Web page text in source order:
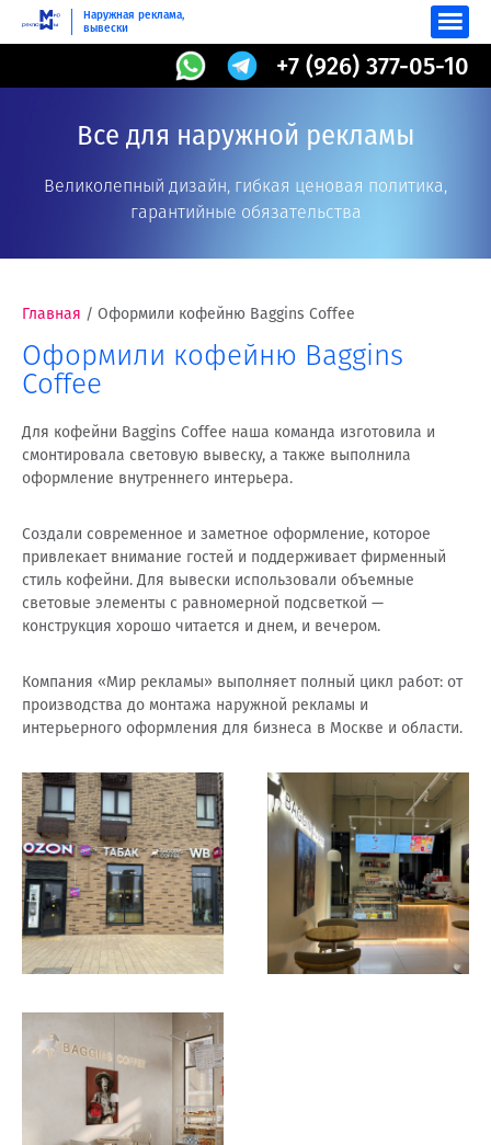
+7 (926) 377-05-10
Наружная реклама,
вывески
Все для наружной рекламы
Великолепный дизайн, гибкая ценовая политика,
гарантийные обязательства
Главная / Оформили кофейню Baggins Coffee
Оформили кофейню Baggins
Coffee
Для кофейни Baggins Coffee наша команда изготовила и
смонтировала световую вывеску, а также выполнила
оформление внутреннего интерьера.
Создали современное и заметное оформление, которое
привлекает внимание гостей и поддерживает фирменный
стиль кофейни. Для вывески использовали объемные
световые элементы с равномерной подсветкой —
конструкция хорошо читается и днем, и вечером.
Компания «Мир рекламы» выполняет полный цикл работ: от
производства до монтажа наружной рекламы и
интерьерного оформления для бизнеса в Москве и области.